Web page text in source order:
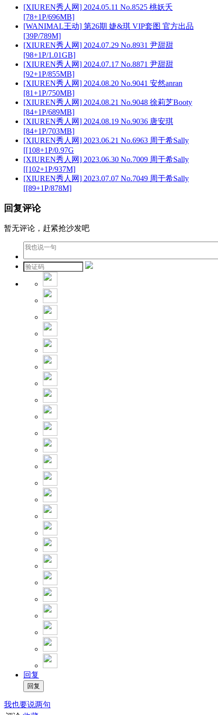
[XIUREN秀人网] 2024.05.11 No.8525 桃妖夭
[78+1P/696MB]
[WANIMAL王动] 第26期 婕&琪 VIP套图 官方出品
[39P/789M]
[XIUREN秀人网] 2024.07.29 No.8931 尹甜甜
[98+1P/1.01GB]
[XIUREN秀人网] 2024.07.17 No.8871 尹甜甜
[92+1P/855MB]
[XIUREN秀人网] 2024.08.20 No.9041 安然anran
[81+1P/750MB]
[XIUREN秀人网] 2024.08.21 No.9048 徐莉芝Booty
[84+1P/689MB]
[XIUREN秀人网] 2024.08.19 No.9036 唐安琪
[84+1P/703MB]
[XIUREN秀人网] 2023.06.21 No.6963 周于希Sally
[[108+1P/0.97G
[XIUREN秀人网] 2023.06.30 No.7009 周于希Sally
[[102+1P/937M]
[XIUREN秀人网] 2023.07.07 No.7049 周于希Sally
[[89+1P/878M]
回复评论
暂无评论，赶紧抢沙发吧
回复
我也要说两句